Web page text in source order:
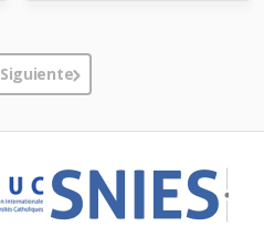
Siguiente